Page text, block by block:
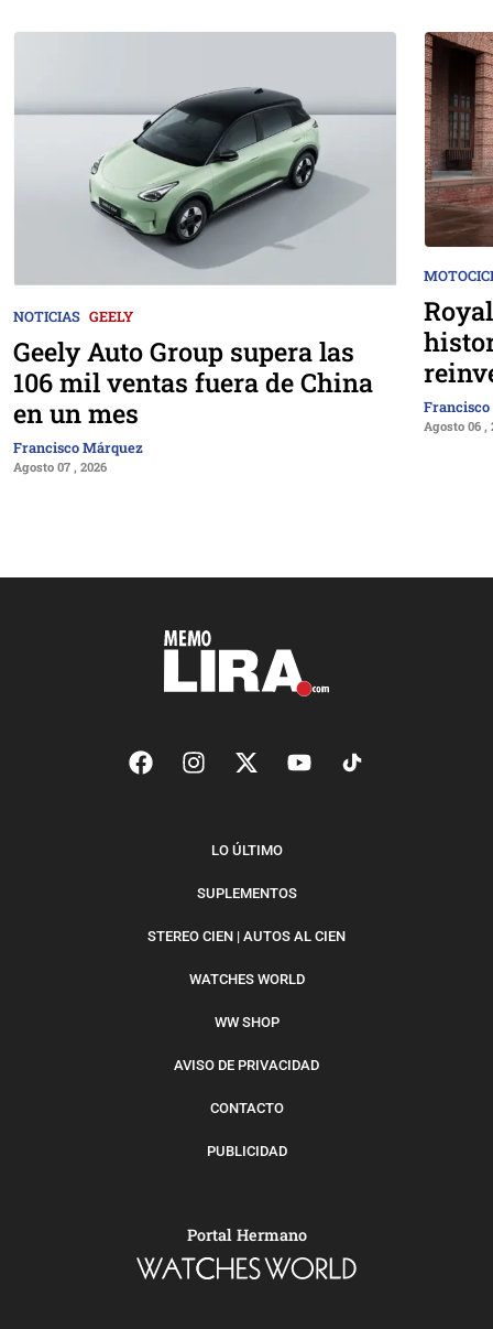
NOTICIAS GEELY
Geely Auto Group supera las
106 mil ventas fuera de China
en un mes
Francisco Márquez
Agosto 07 , 2026
Agosto 06 ,
LO ÚLTIMO
SUPLEMENTOS
STEREO CIEN | AUTOS AL CIEN
WATCHES WORLD
WW SHOP
AVISO DE PRIVACIDAD
CONTACTO
PUBLICIDAD
Portal Hermano